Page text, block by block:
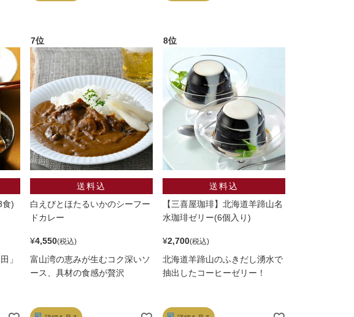
食)
」
白えびとほたるいかのシーフー
ドカレー
¥4,550
富山湾の恵みが生むコク深いソ
ース、具材の食感が贅沢
【三喜屋珈琲】北海道羊蹄山名
水珈琲ゼリー(6個入り)
¥2,700
北海道羊蹄山のふきだし湧水で
抽出したコーヒーゼリー！